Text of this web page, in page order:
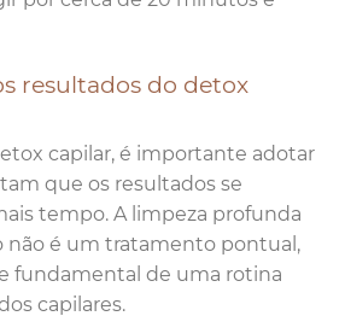
resultados do detox
capilar, é importante adotar
que os resultados se
tempo. A limpeza profunda
não é um tratamento pontual,
fundamental de uma rotina
capilares.